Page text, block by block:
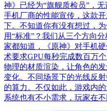
神》已经为“旗舰质检员”，
手机厂商的性能宣传，这款
下。不知道你有没有想过，
用“标准”？我们从三个方向
家都知道，《原神》对手机
术要求GPU每秒完成数百万
物理的材质渲染，让角色的
变化。不同场景下的光线反
的算力。不仅如此，游戏内
系统也有不小需求，玩家在